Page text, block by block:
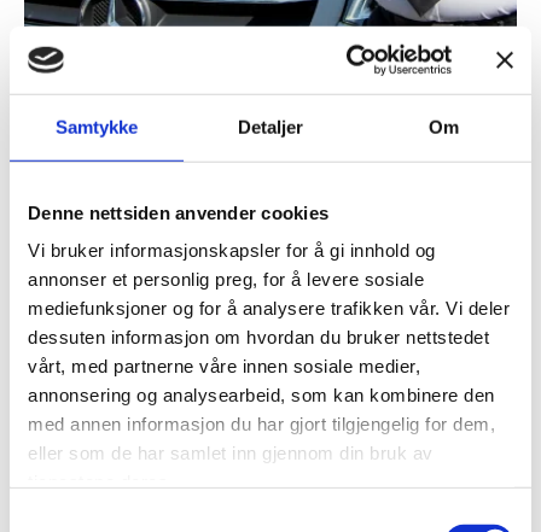
Samtykke Detaljer Om
Denne nettsiden anvender cookies
Vi bruker informasjonskapsler for å gi innhold og
annonser et personlig preg, for å levere sosiale
mediefunksjoner og for å analysere trafikken vår. Vi deler
dessuten informasjon om hvordan du bruker nettstedet
vårt, med partnerne våre innen sosiale medier,
annonsering og analysearbeid, som kan kombinere den
med annen informasjon du har gjort tilgjengelig for dem,
eller som de har samlet inn gjennom din bruk av
Trygt frem med
Kragerø Taxi
Alle våre drosjer er utstyrt med Frogne
taxametersystem, et MID-godkjent system som
sikrer en rettferdig og transparent prissetting.
Våre biler gjennomgår periodisk kontroll hvert år
for å sikre at de overholder alle lovmessige
standarder. Vi tar også din sikkerhet på alvor;
alle våre biler har installerte alkolåser.